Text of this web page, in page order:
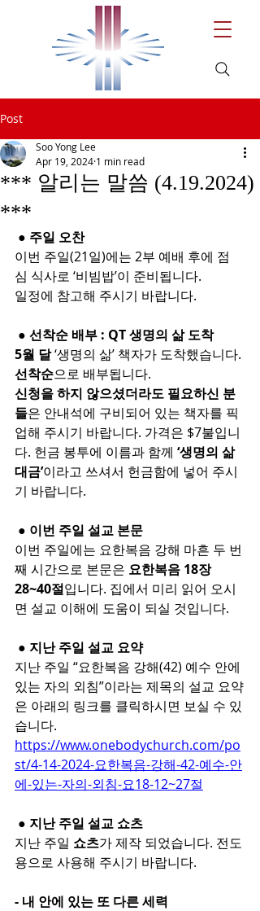
Post
*** 알리는 말씀 (4.19.2024)
***
Soo Yong Lee
Apr 19, 2024 1 min read
● 주일 오찬
이번 주일(21일)에는 2부 예배 후에 점
심 식사로 ‘비빔밥’이 준비됩니다.
일정에 참고해 주시기 바랍니다.
● 선착순 배부 : QT 생명의 삶 도착
5월 달 ‘생명의 삶’ 책자가 도착했습니다.
선착순으로 배부됩니다.
신청을 하지 않으셨더라도 필요하신 분
들은 안내석에 구비되어 있는 책자를 픽
업해 주시기 바랍니다. 가격은 $7불입니
다. 헌금 봉투에 이름과 함께 ‘생명의 삶
대금’이라고 쓰셔서 헌금함에 넣어 주시
기 바랍니다.
● 이번 주일 설교 본문
이번 주일에는 요한복음 강해 마흔 두 번
째 시간으로 본문은 요한복음 18장
28~40절입니다. 집에서 미리 읽어 오시
면 설교 이해에 도움이 되실 것입니다.
● 지난 주일 설교 요약
지난 주일 “요한복음 강해(42) 예수 안에
있는 자의 외침”이라는 제목의 설교 요약
은 아래의 링크를 클릭하시면 보실 수 있
습니다.
https://www.onebodychurch.com/po
st/4-14-2024-요한복음-강해-42-예수-안
에-있는-자의-외침-요18-12~27절
● 지난 주일 설교 쇼츠
지난 주일 쇼츠가 제작 되었습니다. 전도
용으로 사용해 주시기 바랍니다.
- 내 안에 있는 또 다른 세력